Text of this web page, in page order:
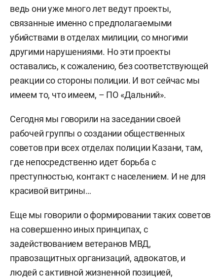
ведь они уже много лет ведут проекты,
связанные именно с предполагаемыми
убийствами в отделах милиции, со многими
другими нарушениями. Но эти проекты
оставались, к сожалению, без соответствующей
реакции со стороны полиции. И вот сейчас мы
имеем то, что имеем, – ПО «Дальний».
Сегодня мы говорили на заседании своей
рабочей группы о создании общественных
советов при всех отделах полиции Казани, там,
где непосредственно идет борьба с
преступностью, контакт с населением. И не для
красивой витрины…
Еще мы говорили о формировании таких советов
на совершенно иных принципах, с
задействованием ветеранов МВД,
правозащитных организаций, адвокатов, и
людей с активной жизненной позицией,